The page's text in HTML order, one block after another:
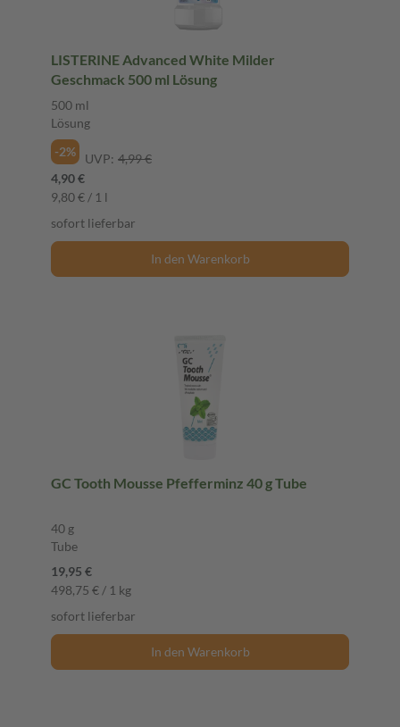
LISTERINE Advanced White Milder
Geschmack 500 ml Lösung
500 ml
Lösung
-2%
UVP: 4,99 €
4,90 €
9,80 € / 1 l
sofort lieferbar
In den Warenkorb
GC Tooth Mousse Pfefferminz 40 g Tube
40 g
Tube
19,95 €
498,75 € / 1 kg
sofort lieferbar
In den Warenkorb